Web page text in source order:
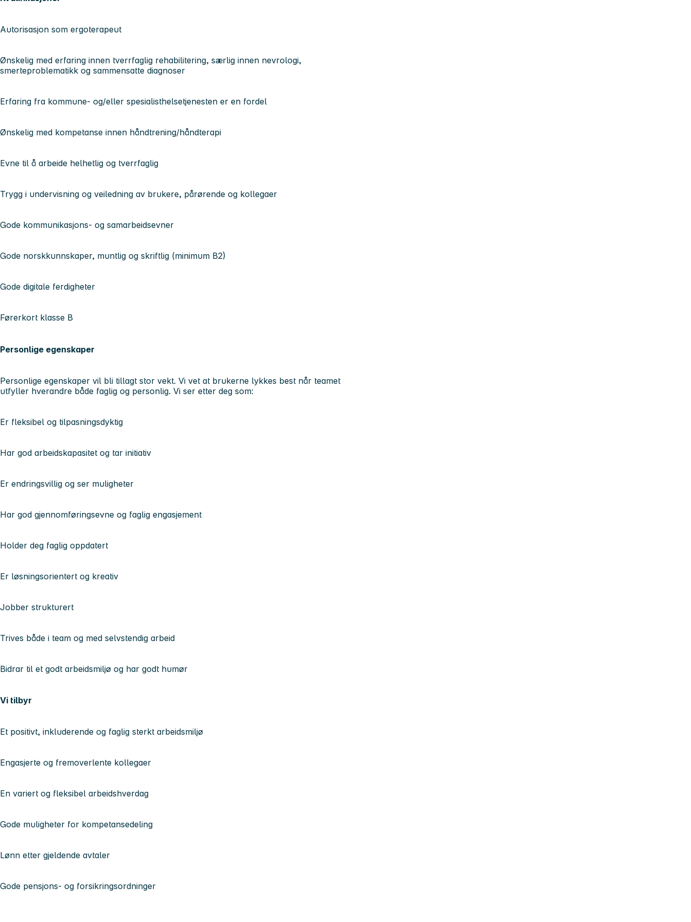
Autorisasjon som ergoterapeut
Ønskelig med erfaring innen tverrfaglig rehabilitering, særlig innen nevrologi,
smerteproblematikk og sammensatte diagnoser
Erfaring fra kommune- og/eller spesialisthelsetjenesten er en fordel
Ønskelig med kompetanse innen håndtrening/håndterapi
Evne til å arbeide helhetlig og tverrfaglig
Trygg i undervisning og veiledning av brukere, pårørende og kollegaer
Gode kommunikasjons- og samarbeidsevner
Gode norskkunnskaper, muntlig og skriftlig (minimum B2)
Gode digitale ferdigheter
Førerkort klasse B
Personlige egenskaper
Personlige egenskaper vil bli tillagt stor vekt. Vi vet at brukerne lykkes best når teamet
utfyller hverandre både faglig og personlig. Vi ser etter deg som:
Er fleksibel og tilpasningsdyktig
Har god arbeidskapasitet og tar initiativ
Er endringsvillig og ser muligheter
Har god gjennomføringsevne og faglig engasjement
Holder deg faglig oppdatert
Er løsningsorientert og kreativ
Jobber strukturert
Trives både i team og med selvstendig arbeid
Bidrar til et godt arbeidsmiljø og har godt humør
Vi tilbyr
Et positivt, inkluderende og faglig sterkt arbeidsmiljø
Engasjerte og fremoverlente kollegaer
En variert og fleksibel arbeidshverdag
Gode muligheter for kompetansedeling
Lønn etter gjeldende avtaler
Gode pensjons- og forsikringsordninger